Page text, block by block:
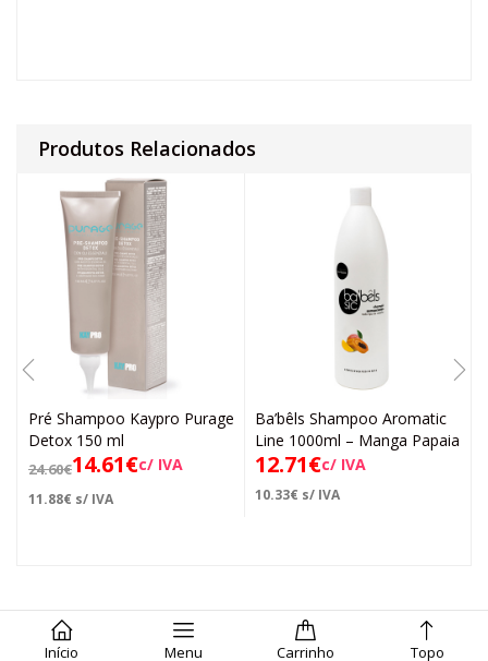
Início Menu Carrinho Topo
Produtos Relacionados
Pré Shampoo Kaypro Purage
Detox 150 ml
24.60€14.61€c/ IVA
11.88€ s/ IVA
Ba’bêls Shampoo Aromatic
Line 1000ml – Manga Papaia
12.71€c/ IVA
10.33€ s/ IVA